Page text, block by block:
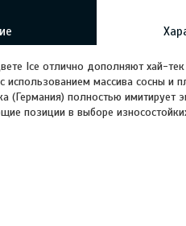
Ice отлично дополняют хай-
использованием массива
(Германия) полностью имитирует
позиции в выборе